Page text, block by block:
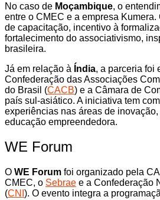
No caso de Moçambique, o
entre o CMEC e a empresa
de capacitação, incentivo à
fortalecimento do associativismo,
brasileira.
Já em relação à Índia, a parceria foi
Confederação das Associações
do Brasil (CACB) e a Câmara de
país sul-asiático. A iniciativa tem
experiências nas áreas de
educação empreendedora.
WE Forum
O WE Forum foi organizado pela
CMEC, o Sebrae e a Confederação
(CNI ). O evento integra a